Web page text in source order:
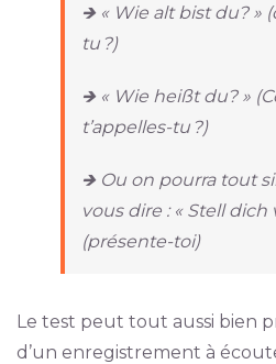
🡺 « Wie alt bist du? »
tu ?)
🡺 « Wie heißt du? »
t’appelles-tu ?)
🡺 Ou on pourra tout
vous dire : « Stell dich
(présente-toi)
Le test peut tout aussi bien
d’un enregistrement à